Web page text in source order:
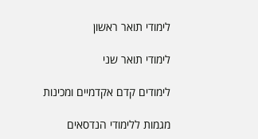
לימודי תואר ראשון
לימודי תואר שני
לימודים קדם אקדמיים ומכינות
מגמות ללימודי הנדסאים